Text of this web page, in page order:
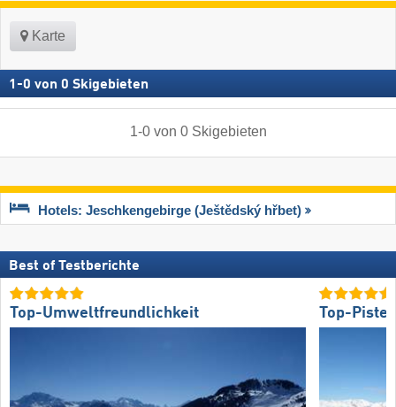
Karte
1 -0 von 0 Skigebieten
1-0von 0 Skigebieten
Hotels: Jeschkengebirge (Ještědský hřbet)
Best of Testberichte
Top-Umweltfreundlichkeit Top-